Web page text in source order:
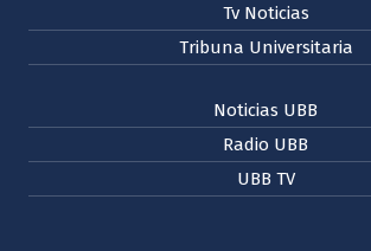
Tv Noticias
Tribuna Universitaria
Noticias UBB
Radio UBB
UBB TV